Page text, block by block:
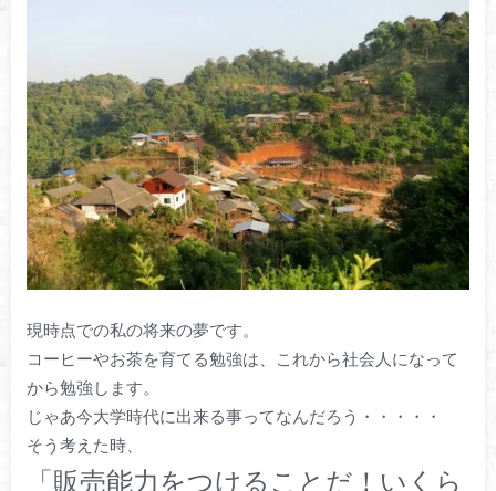
現時点での私の将来の夢です。
コーヒーやお茶を育てる勉強は、これから社会人になって
から勉強します。
じゃあ今大学時代に出来る事ってなんだろう・・・・・
そう考えた時、
「販売能力をつけることだ！いくら